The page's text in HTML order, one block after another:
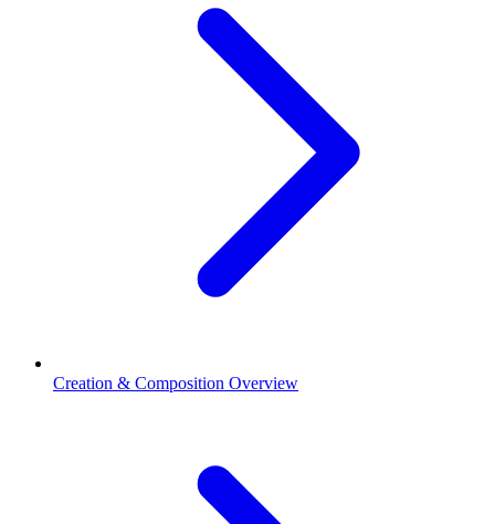
Creation & Composition Overview